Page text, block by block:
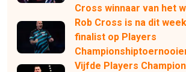
Cross winnaar van het
Rob Cross is na dit
finalist op Players
Vijfde Players